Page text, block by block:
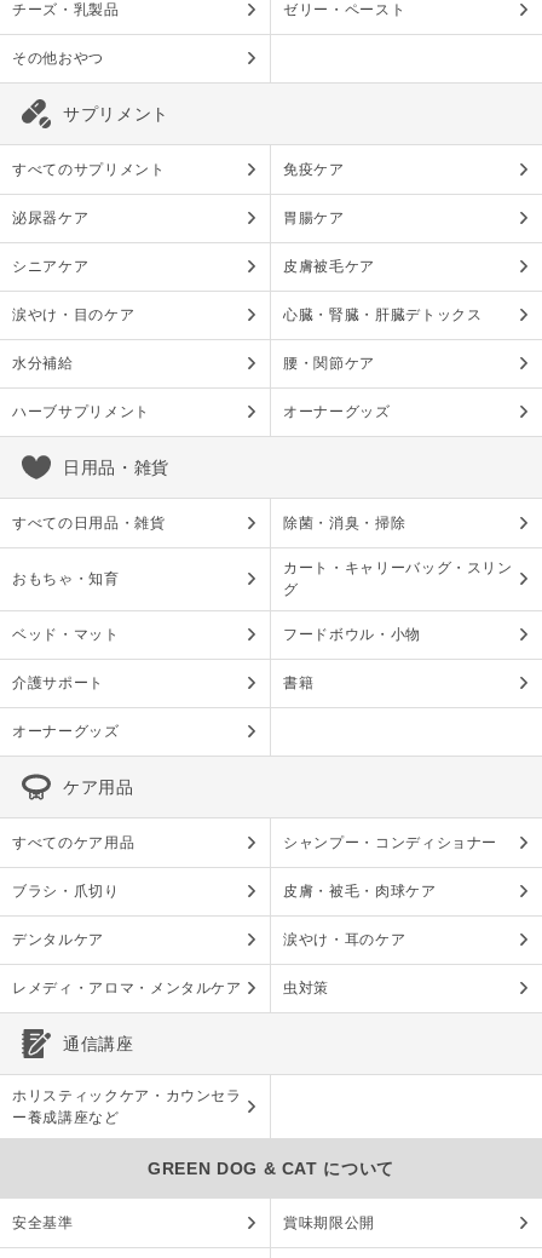
チーズ・乳製品 ゼリー・ペースト
その他おやつ
サプリメント
すべてのサプリメント 免疫ケア
泌尿器ケア 胃腸ケア
シニアケア 皮膚被毛ケア
涙やけ・目のケア 心臓・腎臓・肝臓デトックス
水分補給 腰・関節ケア
ハーブサプリメント オーナーグッズ
日用品・雑貨
すべての日用品・雑貨 除菌・消臭・掃除
おもちゃ・知育
カート・キャリーバッグ・スリン
グ
ベッド・マット フードボウル・小物
介護サポート 書籍
オーナーグッズ
ケア用品
すべてのケア用品 シャンプー・コンディショナー
ブラシ・爪切り 皮膚・被毛・肉球ケア
デンタルケア 涙やけ・耳のケア
レメディ・アロマ・メンタルケア 虫対策
通信講座
ホリスティックケア・カウンセラ
ー養成講座など
GREEN DOG & CAT について
安全基準 賞味期限公開